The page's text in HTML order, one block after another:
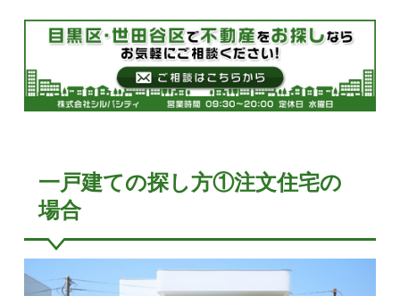
一戸建ての探し方①注文住宅の
場合